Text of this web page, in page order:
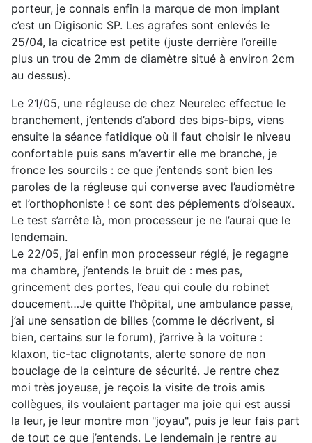
porteur, je connais enfin la marque de mon implant
c’est un Digisonic SP. Les agrafes sont enlevés le
25/04, la cicatrice est petite (juste derrière l’oreille
plus un trou de 2mm de diamètre situé à environ 2cm
au dessus).
Le 21/05, une régleuse de chez Neurelec effectue le
branchement, j’entends d’abord des bips-bips, viens
ensuite la séance fatidique où il faut choisir le niveau
confortable puis sans m’avertir elle me branche, je
fronce les sourcils : ce que j’entends sont bien les
paroles de la régleuse qui converse avec l’audiomètre
et l’orthophoniste ! ce sont des pépiements d’oiseaux.
Le test s’arrête là, mon processeur je ne l’aurai que le
lendemain.
Le 22/05, j’ai enfin mon processeur réglé, je regagne
ma chambre, j’entends le bruit de : mes pas,
grincement des portes, l’eau qui coule du robinet
doucement…Je quitte l’hôpital, une ambulance passe,
j’ai une sensation de billes (comme le décrivent, si
bien, certains sur le forum), j’arrive à la voiture :
klaxon, tic-tac clignotants, alerte sonore de non
bouclage de la ceinture de sécurité. Je rentre chez
moi très joyeuse, je reçois la visite de trois amis
collègues, ils voulaient partager ma joie qui est aussi
la leur, je leur montre mon "joyau", puis je leur fais part
de tout ce que j’entends. Le lendemain je rentre au